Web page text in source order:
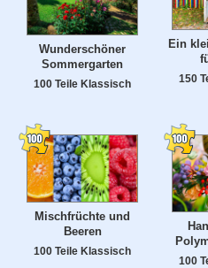
Wunderschöner
Sommergarten
100 Teile Klassisch
Ein
150
Mischfrüchte und
Beeren
100 Teile Klassisch
100